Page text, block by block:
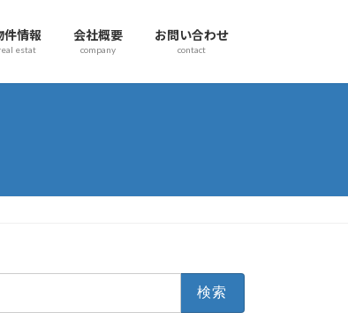
件情報
estat
会社概要
company
お問い合わせ
contact